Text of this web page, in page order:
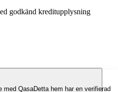
godkänd kreditupplysning
med QasaDetta hem har en verifierad